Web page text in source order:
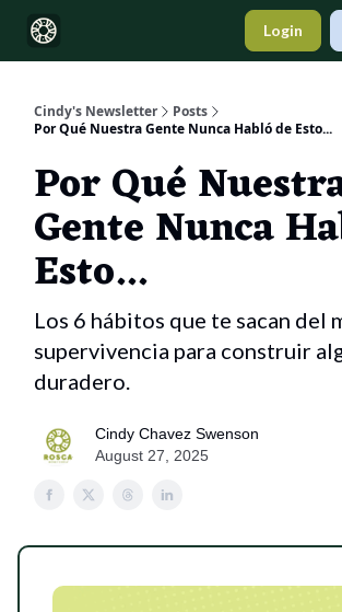
Login
Cindy's Newsletter
Posts
Por Qué Nuestra Gente Nunca Habló de Esto...
Por Qué
Gente Nunca
Esto...
Los 6 hábitos que te sacan del
supervivencia para construir
duradero.
Cindy Chavez Swenson
August 27, 2025